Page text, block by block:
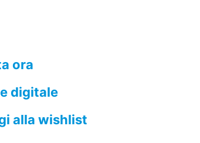
ora
digitale
alla wishlist